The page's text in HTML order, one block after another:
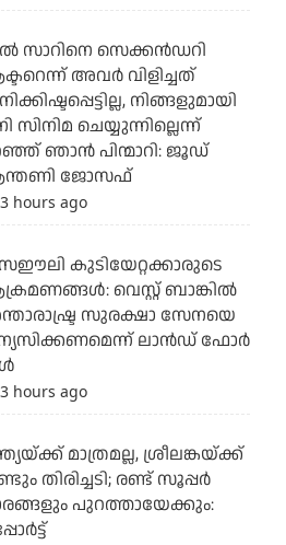
സാറിനെ സെക്കന്‍ഡറി
അവര്‍ വിളിച്ചത്
നിങ്ങളുമായി
സിനിമ ചെയ്യുന്നില്ലെന്ന്
ഞാന്‍ പിന്മാറി: ജൂഡ്
ജോസഫ്
3 hours ago
കുടിയേറ്റക്കാരുടെ
വെസ്റ്റ് ബാങ്കില്‍
സുരക്ഷാ സേനയെ
ലാന്‍ഡ് ഫോര്‍
3 hours ago
മാത്രമല്ല, ശ്രീലങ്കയ്ക്ക്
തിരിച്ചടി; രണ്ട് സൂപ്പര്‍
പുറത്തായേക്കും: